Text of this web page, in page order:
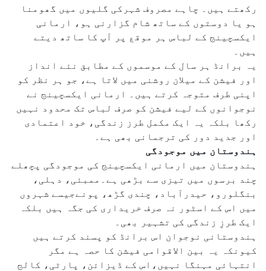
رکھتے ہیں۔ چاہے مصروف شہرکی گلیوں میں گھومنا
ہو یا دوستوں کے ساتھ شام گزارنی ہو، ارمانی
ایکسچینج کے لباس ہر موقع پر آپ کا ساتھ دیتے
ہیں۔
یہ برانڈ ہر سال کے موسموں کے مطابق نئے انداز
اور فیشن کے میلان روشنی میں لاتا ہے، جو ہر نظر کو
اپنی طرف متوجہ کرتے ہیں۔ ارمانی ایکسچینج نے
نوجوانوں کے لیے فیشن کو صرف لباس تک محدود نہیں
رکھا بلکہ یہ ایک مکمل طرز زندگی، خود اعتمادی
اور جدید دور کی ترجمانی بھی ہے۔
ہندوستان میں موجودگی
ہندوستان میں ارمانی ایکسچینج کی موجودگی پچھلے
چند برسوں میں تیزی سے بڑھی ہے۔ممبئی، دہلی،
بنگلورو، حیدرآباد، چندی گڑھ، پونےجیسے شہروں
میں اس کے اسٹور نہ صرف خریداری کی جگہ ہیں بلکہ
ایک طرزِ زندگی کی تشہیر بھی۔
ہندوستانی نوجوان اس برانڈ کو پسند کرتے ہیں
کیونکہ یہ بین الاقوامی فیشن کا حصہ ہے مگر
انتہائی مہنگا نہیں،اس کے ڈیزائن، پارٹی، کالج